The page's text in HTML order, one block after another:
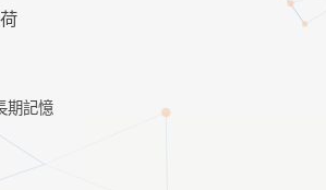
期記憶